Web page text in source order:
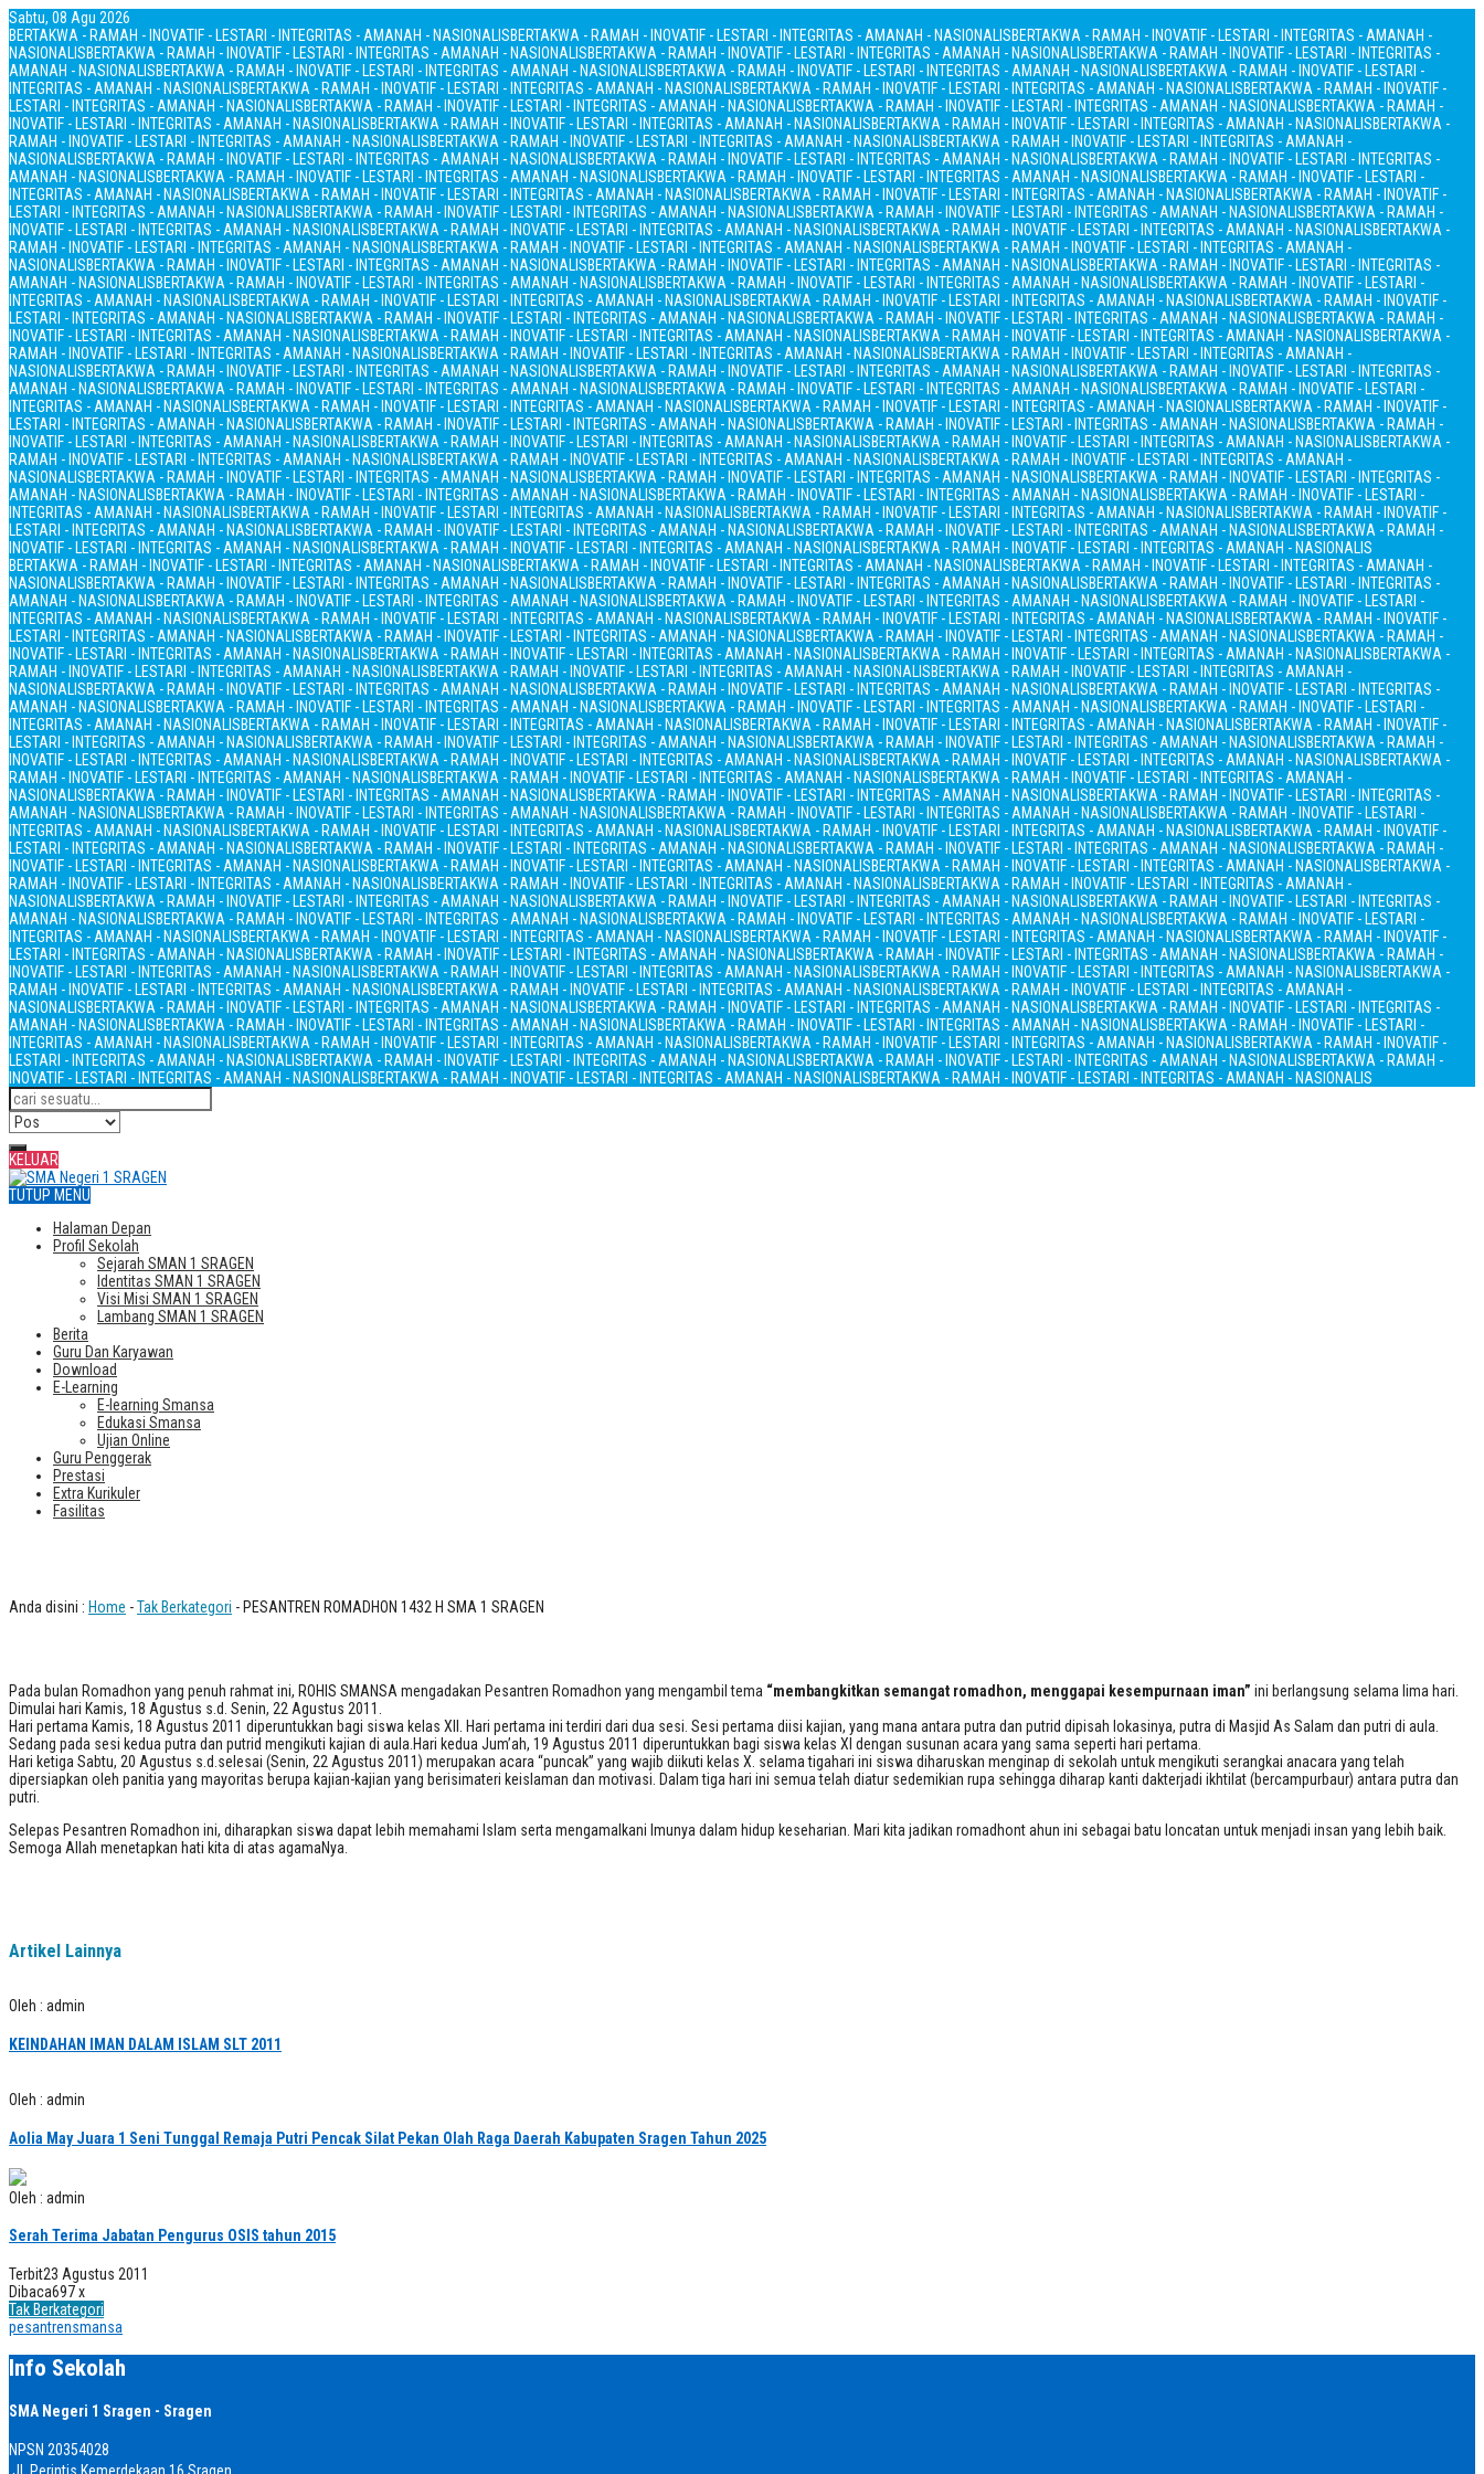
Sabtu, 08 Agu 2026
BERTAKWA - RAMAH - INOVATIF - LESTARI - INTEGRITAS - AMANAH - NASIONALISBERTAKWA - RAMAH - INOVATIF - LESTARI - INTEGRITAS - AMANAH - NASIONALISBERTAKWA - RAMAH - INOVATIF - LESTARI - INTEGRITAS - AMANAH -
NASIONALISBERTAKWA - RAMAH - INOVATIF - LESTARI - INTEGRITAS - AMANAH - NASIONALISBERTAKWA - RAMAH - INOVATIF - LESTARI - INTEGRITAS - AMANAH - NASIONALISBERTAKWA - RAMAH - INOVATIF - LESTARI - INTEGRITAS -
AMANAH - NASIONALISBERTAKWA - RAMAH - INOVATIF - LESTARI - INTEGRITAS - AMANAH - NASIONALISBERTAKWA - RAMAH - INOVATIF - LESTARI - INTEGRITAS - AMANAH - NASIONALISBERTAKWA - RAMAH - INOVATIF - LESTARI -
INTEGRITAS - AMANAH - NASIONALISBERTAKWA - RAMAH - INOVATIF - LESTARI - INTEGRITAS - AMANAH - NASIONALISBERTAKWA - RAMAH - INOVATIF - LESTARI - INTEGRITAS - AMANAH - NASIONALISBERTAKWA - RAMAH - INOVATIF -
LESTARI - INTEGRITAS - AMANAH - NASIONALISBERTAKWA - RAMAH - INOVATIF - LESTARI - INTEGRITAS - AMANAH - NASIONALISBERTAKWA - RAMAH - INOVATIF - LESTARI - INTEGRITAS - AMANAH - NASIONALISBERTAKWA - RAMAH -
INOVATIF - LESTARI - INTEGRITAS - AMANAH - NASIONALISBERTAKWA - RAMAH - INOVATIF - LESTARI - INTEGRITAS - AMANAH - NASIONALISBERTAKWA - RAMAH - INOVATIF - LESTARI - INTEGRITAS - AMANAH - NASIONALISBERTAKWA -
RAMAH - INOVATIF - LESTARI - INTEGRITAS - AMANAH - NASIONALISBERTAKWA - RAMAH - INOVATIF - LESTARI - INTEGRITAS - AMANAH - NASIONALISBERTAKWA - RAMAH - INOVATIF - LESTARI - INTEGRITAS - AMANAH -
NASIONALISBERTAKWA - RAMAH - INOVATIF - LESTARI - INTEGRITAS - AMANAH - NASIONALISBERTAKWA - RAMAH - INOVATIF - LESTARI - INTEGRITAS - AMANAH - NASIONALISBERTAKWA - RAMAH - INOVATIF - LESTARI - INTEGRITAS -
AMANAH - NASIONALISBERTAKWA - RAMAH - INOVATIF - LESTARI - INTEGRITAS - AMANAH - NASIONALISBERTAKWA - RAMAH - INOVATIF - LESTARI - INTEGRITAS - AMANAH - NASIONALISBERTAKWA - RAMAH - INOVATIF - LESTARI -
INTEGRITAS - AMANAH - NASIONALISBERTAKWA - RAMAH - INOVATIF - LESTARI - INTEGRITAS - AMANAH - NASIONALISBERTAKWA - RAMAH - INOVATIF - LESTARI - INTEGRITAS - AMANAH - NASIONALISBERTAKWA - RAMAH - INOVATIF -
LESTARI - INTEGRITAS - AMANAH - NASIONALISBERTAKWA - RAMAH - INOVATIF - LESTARI - INTEGRITAS - AMANAH - NASIONALISBERTAKWA - RAMAH - INOVATIF - LESTARI - INTEGRITAS - AMANAH - NASIONALISBERTAKWA - RAMAH -
INOVATIF - LESTARI - INTEGRITAS - AMANAH - NASIONALISBERTAKWA - RAMAH - INOVATIF - LESTARI - INTEGRITAS - AMANAH - NASIONALISBERTAKWA - RAMAH - INOVATIF - LESTARI - INTEGRITAS - AMANAH - NASIONALISBERTAKWA -
RAMAH - INOVATIF - LESTARI - INTEGRITAS - AMANAH - NASIONALISBERTAKWA - RAMAH - INOVATIF - LESTARI - INTEGRITAS - AMANAH - NASIONALISBERTAKWA - RAMAH - INOVATIF - LESTARI - INTEGRITAS - AMANAH -
NASIONALISBERTAKWA - RAMAH - INOVATIF - LESTARI - INTEGRITAS - AMANAH - NASIONALISBERTAKWA - RAMAH - INOVATIF - LESTARI - INTEGRITAS - AMANAH - NASIONALISBERTAKWA - RAMAH - INOVATIF - LESTARI - INTEGRITAS -
AMANAH - NASIONALISBERTAKWA - RAMAH - INOVATIF - LESTARI - INTEGRITAS - AMANAH - NASIONALISBERTAKWA - RAMAH - INOVATIF - LESTARI - INTEGRITAS - AMANAH - NASIONALISBERTAKWA - RAMAH - INOVATIF - LESTARI -
INTEGRITAS - AMANAH - NASIONALISBERTAKWA - RAMAH - INOVATIF - LESTARI - INTEGRITAS - AMANAH - NASIONALISBERTAKWA - RAMAH - INOVATIF - LESTARI - INTEGRITAS - AMANAH - NASIONALISBERTAKWA - RAMAH - INOVATIF -
LESTARI - INTEGRITAS - AMANAH - NASIONALISBERTAKWA - RAMAH - INOVATIF - LESTARI - INTEGRITAS - AMANAH - NASIONALISBERTAKWA - RAMAH - INOVATIF - LESTARI - INTEGRITAS - AMANAH - NASIONALISBERTAKWA - RAMAH -
INOVATIF - LESTARI - INTEGRITAS - AMANAH - NASIONALISBERTAKWA - RAMAH - INOVATIF - LESTARI - INTEGRITAS - AMANAH - NASIONALISBERTAKWA - RAMAH - INOVATIF - LESTARI - INTEGRITAS - AMANAH - NASIONALISBERTAKWA -
RAMAH - INOVATIF - LESTARI - INTEGRITAS - AMANAH - NASIONALISBERTAKWA - RAMAH - INOVATIF - LESTARI - INTEGRITAS - AMANAH - NASIONALISBERTAKWA - RAMAH - INOVATIF - LESTARI - INTEGRITAS - AMANAH -
NASIONALISBERTAKWA - RAMAH - INOVATIF - LESTARI - INTEGRITAS - AMANAH - NASIONALISBERTAKWA - RAMAH - INOVATIF - LESTARI - INTEGRITAS - AMANAH - NASIONALISBERTAKWA - RAMAH - INOVATIF - LESTARI - INTEGRITAS -
AMANAH - NASIONALISBERTAKWA - RAMAH - INOVATIF - LESTARI - INTEGRITAS - AMANAH - NASIONALISBERTAKWA - RAMAH - INOVATIF - LESTARI - INTEGRITAS - AMANAH - NASIONALISBERTAKWA - RAMAH - INOVATIF - LESTARI -
INTEGRITAS - AMANAH - NASIONALISBERTAKWA - RAMAH - INOVATIF - LESTARI - INTEGRITAS - AMANAH - NASIONALISBERTAKWA - RAMAH - INOVATIF - LESTARI - INTEGRITAS - AMANAH - NASIONALISBERTAKWA - RAMAH - INOVATIF -
LESTARI - INTEGRITAS - AMANAH - NASIONALISBERTAKWA - RAMAH - INOVATIF - LESTARI - INTEGRITAS - AMANAH - NASIONALISBERTAKWA - RAMAH - INOVATIF - LESTARI - INTEGRITAS - AMANAH - NASIONALISBERTAKWA - RAMAH -
INOVATIF - LESTARI - INTEGRITAS - AMANAH - NASIONALISBERTAKWA - RAMAH - INOVATIF - LESTARI - INTEGRITAS - AMANAH - NASIONALISBERTAKWA - RAMAH - INOVATIF - LESTARI - INTEGRITAS - AMANAH - NASIONALISBERTAKWA -
RAMAH - INOVATIF - LESTARI - INTEGRITAS - AMANAH - NASIONALISBERTAKWA - RAMAH - INOVATIF - LESTARI - INTEGRITAS - AMANAH - NASIONALISBERTAKWA - RAMAH - INOVATIF - LESTARI - INTEGRITAS - AMANAH -
NASIONALISBERTAKWA - RAMAH - INOVATIF - LESTARI - INTEGRITAS - AMANAH - NASIONALISBERTAKWA - RAMAH - INOVATIF - LESTARI - INTEGRITAS - AMANAH - NASIONALISBERTAKWA - RAMAH - INOVATIF - LESTARI - INTEGRITAS -
AMANAH - NASIONALISBERTAKWA - RAMAH - INOVATIF - LESTARI - INTEGRITAS - AMANAH - NASIONALISBERTAKWA - RAMAH - INOVATIF - LESTARI - INTEGRITAS - AMANAH - NASIONALISBERTAKWA - RAMAH - INOVATIF - LESTARI -
INTEGRITAS - AMANAH - NASIONALISBERTAKWA - RAMAH - INOVATIF - LESTARI - INTEGRITAS - AMANAH - NASIONALISBERTAKWA - RAMAH - INOVATIF - LESTARI - INTEGRITAS - AMANAH - NASIONALISBERTAKWA - RAMAH - INOVATIF -
LESTARI - INTEGRITAS - AMANAH - NASIONALISBERTAKWA - RAMAH - INOVATIF - LESTARI - INTEGRITAS - AMANAH - NASIONALISBERTAKWA - RAMAH - INOVATIF - LESTARI - INTEGRITAS - AMANAH - NASIONALISBERTAKWA - RAMAH -
INOVATIF - LESTARI - INTEGRITAS - AMANAH - NASIONALISBERTAKWA - RAMAH - INOVATIF - LESTARI - INTEGRITAS - AMANAH - NASIONALISBERTAKWA - RAMAH - INOVATIF - LESTARI - INTEGRITAS - AMANAH - NASIONALIS
BERTAKWA - RAMAH - INOVATIF - LESTARI - INTEGRITAS - AMANAH - NASIONALISBERTAKWA - RAMAH - INOVATIF - LESTARI - INTEGRITAS - AMANAH - NASIONALISBERTAKWA - RAMAH - INOVATIF - LESTARI - INTEGRITAS - AMANAH -
NASIONALISBERTAKWA - RAMAH - INOVATIF - LESTARI - INTEGRITAS - AMANAH - NASIONALISBERTAKWA - RAMAH - INOVATIF - LESTARI - INTEGRITAS - AMANAH - NASIONALISBERTAKWA - RAMAH - INOVATIF - LESTARI - INTEGRITAS -
AMANAH - NASIONALISBERTAKWA - RAMAH - INOVATIF - LESTARI - INTEGRITAS - AMANAH - NASIONALISBERTAKWA - RAMAH - INOVATIF - LESTARI - INTEGRITAS - AMANAH - NASIONALISBERTAKWA - RAMAH - INOVATIF - LESTARI -
INTEGRITAS - AMANAH - NASIONALISBERTAKWA - RAMAH - INOVATIF - LESTARI - INTEGRITAS - AMANAH - NASIONALISBERTAKWA - RAMAH - INOVATIF - LESTARI - INTEGRITAS - AMANAH - NASIONALISBERTAKWA - RAMAH - INOVATIF -
LESTARI - INTEGRITAS - AMANAH - NASIONALISBERTAKWA - RAMAH - INOVATIF - LESTARI - INTEGRITAS - AMANAH - NASIONALISBERTAKWA - RAMAH - INOVATIF - LESTARI - INTEGRITAS - AMANAH - NASIONALISBERTAKWA - RAMAH -
INOVATIF - LESTARI - INTEGRITAS - AMANAH - NASIONALISBERTAKWA - RAMAH - INOVATIF - LESTARI - INTEGRITAS - AMANAH - NASIONALISBERTAKWA - RAMAH - INOVATIF - LESTARI - INTEGRITAS - AMANAH - NASIONALISBERTAKWA -
RAMAH - INOVATIF - LESTARI - INTEGRITAS - AMANAH - NASIONALISBERTAKWA - RAMAH - INOVATIF - LESTARI - INTEGRITAS - AMANAH - NASIONALISBERTAKWA - RAMAH - INOVATIF - LESTARI - INTEGRITAS - AMANAH -
NASIONALISBERTAKWA - RAMAH - INOVATIF - LESTARI - INTEGRITAS - AMANAH - NASIONALISBERTAKWA - RAMAH - INOVATIF - LESTARI - INTEGRITAS - AMANAH - NASIONALISBERTAKWA - RAMAH - INOVATIF - LESTARI - INTEGRITAS -
AMANAH - NASIONALISBERTAKWA - RAMAH - INOVATIF - LESTARI - INTEGRITAS - AMANAH - NASIONALISBERTAKWA - RAMAH - INOVATIF - LESTARI - INTEGRITAS - AMANAH - NASIONALISBERTAKWA - RAMAH - INOVATIF - LESTARI -
INTEGRITAS - AMANAH - NASIONALISBERTAKWA - RAMAH - INOVATIF - LESTARI - INTEGRITAS - AMANAH - NASIONALISBERTAKWA - RAMAH - INOVATIF - LESTARI - INTEGRITAS - AMANAH - NASIONALISBERTAKWA - RAMAH - INOVATIF -
LESTARI - INTEGRITAS - AMANAH - NASIONALISBERTAKWA - RAMAH - INOVATIF - LESTARI - INTEGRITAS - AMANAH - NASIONALISBERTAKWA - RAMAH - INOVATIF - LESTARI - INTEGRITAS - AMANAH - NASIONALISBERTAKWA - RAMAH -
INOVATIF - LESTARI - INTEGRITAS - AMANAH - NASIONALISBERTAKWA - RAMAH - INOVATIF - LESTARI - INTEGRITAS - AMANAH - NASIONALISBERTAKWA - RAMAH - INOVATIF - LESTARI - INTEGRITAS - AMANAH - NASIONALISBERTAKWA -
RAMAH - INOVATIF - LESTARI - INTEGRITAS - AMANAH - NASIONALISBERTAKWA - RAMAH - INOVATIF - LESTARI - INTEGRITAS - AMANAH - NASIONALISBERTAKWA - RAMAH - INOVATIF - LESTARI - INTEGRITAS - AMANAH -
NASIONALISBERTAKWA - RAMAH - INOVATIF - LESTARI - INTEGRITAS - AMANAH - NASIONALISBERTAKWA - RAMAH - INOVATIF - LESTARI - INTEGRITAS - AMANAH - NASIONALISBERTAKWA - RAMAH - INOVATIF - LESTARI - INTEGRITAS -
AMANAH - NASIONALISBERTAKWA - RAMAH - INOVATIF - LESTARI - INTEGRITAS - AMANAH - NASIONALISBERTAKWA - RAMAH - INOVATIF - LESTARI - INTEGRITAS - AMANAH - NASIONALISBERTAKWA - RAMAH - INOVATIF - LESTARI -
INTEGRITAS - AMANAH - NASIONALISBERTAKWA - RAMAH - INOVATIF - LESTARI - INTEGRITAS - AMANAH - NASIONALISBERTAKWA - RAMAH - INOVATIF - LESTARI - INTEGRITAS - AMANAH - NASIONALISBERTAKWA - RAMAH - INOVATIF -
LESTARI - INTEGRITAS - AMANAH - NASIONALISBERTAKWA - RAMAH - INOVATIF - LESTARI - INTEGRITAS - AMANAH - NASIONALISBERTAKWA - RAMAH - INOVATIF - LESTARI - INTEGRITAS - AMANAH - NASIONALISBERTAKWA - RAMAH -
INOVATIF - LESTARI - INTEGRITAS - AMANAH - NASIONALISBERTAKWA - RAMAH - INOVATIF - LESTARI - INTEGRITAS - AMANAH - NASIONALISBERTAKWA - RAMAH - INOVATIF - LESTARI - INTEGRITAS - AMANAH - NASIONALISBERTAKWA -
RAMAH - INOVATIF - LESTARI - INTEGRITAS - AMANAH - NASIONALISBERTAKWA - RAMAH - INOVATIF - LESTARI - INTEGRITAS - AMANAH - NASIONALISBERTAKWA - RAMAH - INOVATIF - LESTARI - INTEGRITAS - AMANAH -
NASIONALISBERTAKWA - RAMAH - INOVATIF - LESTARI - INTEGRITAS - AMANAH - NASIONALISBERTAKWA - RAMAH - INOVATIF - LESTARI - INTEGRITAS - AMANAH - NASIONALISBERTAKWA - RAMAH - INOVATIF - LESTARI - INTEGRITAS -
AMANAH - NASIONALISBERTAKWA - RAMAH - INOVATIF - LESTARI - INTEGRITAS - AMANAH - NASIONALISBERTAKWA - RAMAH - INOVATIF - LESTARI - INTEGRITAS - AMANAH - NASIONALISBERTAKWA - RAMAH - INOVATIF - LESTARI -
INTEGRITAS - AMANAH - NASIONALISBERTAKWA - RAMAH - INOVATIF - LESTARI - INTEGRITAS - AMANAH - NASIONALISBERTAKWA - RAMAH - INOVATIF - LESTARI - INTEGRITAS - AMANAH - NASIONALISBERTAKWA - RAMAH - INOVATIF -
LESTARI - INTEGRITAS - AMANAH - NASIONALISBERTAKWA - RAMAH - INOVATIF - LESTARI - INTEGRITAS - AMANAH - NASIONALISBERTAKWA - RAMAH - INOVATIF - LESTARI - INTEGRITAS - AMANAH - NASIONALISBERTAKWA - RAMAH -
INOVATIF - LESTARI - INTEGRITAS - AMANAH - NASIONALISBERTAKWA - RAMAH - INOVATIF - LESTARI - INTEGRITAS - AMANAH - NASIONALISBERTAKWA - RAMAH - INOVATIF - LESTARI - INTEGRITAS - AMANAH - NASIONALISBERTAKWA -
RAMAH - INOVATIF - LESTARI - INTEGRITAS - AMANAH - NASIONALISBERTAKWA - RAMAH - INOVATIF - LESTARI - INTEGRITAS - AMANAH - NASIONALISBERTAKWA - RAMAH - INOVATIF - LESTARI - INTEGRITAS - AMANAH -
NASIONALISBERTAKWA - RAMAH - INOVATIF - LESTARI - INTEGRITAS - AMANAH - NASIONALISBERTAKWA - RAMAH - INOVATIF - LESTARI - INTEGRITAS - AMANAH - NASIONALISBERTAKWA - RAMAH - INOVATIF - LESTARI - INTEGRITAS -
AMANAH - NASIONALISBERTAKWA - RAMAH - INOVATIF - LESTARI - INTEGRITAS - AMANAH - NASIONALISBERTAKWA - RAMAH - INOVATIF - LESTARI - INTEGRITAS - AMANAH - NASIONALISBERTAKWA - RAMAH - INOVATIF - LESTARI -
INTEGRITAS - AMANAH - NASIONALISBERTAKWA - RAMAH - INOVATIF - LESTARI - INTEGRITAS - AMANAH - NASIONALISBERTAKWA - RAMAH - INOVATIF - LESTARI - INTEGRITAS - AMANAH - NASIONALISBERTAKWA - RAMAH - INOVATIF -
LESTARI - INTEGRITAS - AMANAH - NASIONALISBERTAKWA - RAMAH - INOVATIF - LESTARI - INTEGRITAS - AMANAH - NASIONALISBERTAKWA - RAMAH - INOVATIF - LESTARI - INTEGRITAS - AMANAH - NASIONALISBERTAKWA - RAMAH -
INOVATIF - LESTARI - INTEGRITAS - AMANAH - NASIONALISBERTAKWA - RAMAH - INOVATIF - LESTARI - INTEGRITAS - AMANAH - NASIONALISBERTAKWA - RAMAH - INOVATIF - LESTARI - INTEGRITAS - AMANAH - NASIONALIS
KELUAR
TUTUP MENU
Halaman Depan
Profil Sekolah
Sejarah SMAN 1 SRAGEN
Identitas SMAN 1 SRAGEN
Visi Misi SMAN 1 SRAGEN
Lambang SMAN 1 SRAGEN
Berita
Guru Dan Karyawan
Download
E-Learning
E-learning Smansa
Edukasi Smansa
Ujian Online
Guru Penggerak
Prestasi
Extra Kurikuler
Fasilitas
Anda disini : Home -Tak Berkategori - PESANTREN ROMADHON 1432 H SMA 1 SRAGEN
Pada bulan Romadhon yang penuh rahmat ini, ROHIS SMANSA mengadakan Pesantren Romadhon yang mengambil tema “membangkitkan semangat romadhon, menggapai kesempurnaan iman” ini berlangsung selama lima hari.
Dimulai hari Kamis, 18 Agustus s.d. Senin, 22 Agustus 2011.
Hari pertama Kamis, 18 Agustus 2011 diperuntukkan bagi siswa kelas XII. Hari pertama ini terdiri dari dua sesi. Sesi pertama diisi kajian, yang mana antara putra dan putrid dipisah lokasinya, putra di Masjid As Salam dan putri di aula.
Sedang pada sesi kedua putra dan putrid mengikuti kajian di aula.Hari kedua Jum’ah, 19 Agustus 2011 diperuntukkan bagi siswa kelas XI dengan susunan acara yang sama seperti hari pertama.
Hari ketiga Sabtu, 20 Agustus s.d.selesai (Senin, 22 Agustus 2011) merupakan acara “puncak” yang wajib diikuti kelas X. selama tigahari ini siswa diharuskan menginap di sekolah untuk mengikuti serangkai anacara yang telah
dipersiapkan oleh panitia yang mayoritas berupa kajian-kajian yang berisimateri keislaman dan motivasi. Dalam tiga hari ini semua telah diatur sedemikian rupa sehingga diharap kanti dakterjadi ikhtilat (bercampurbaur) antara putra dan
putri.
Selepas Pesantren Romadhon ini, diharapkan siswa dapat lebih memahami Islam serta mengamalkani lmunya dalam hidup keseharian. Mari kita jadikan romadhont ahun ini sebagai batu loncatan untuk menjadi insan yang lebih baik.
Semoga Allah menetapkan hati kita di atas agamaNya.
Artikel Lainnya
Oleh : admin
KEINDAHAN IMAN DALAM ISLAM SLT 2011
Oleh : admin
Aolia May Juara 1 Seni Tunggal Remaja Putri Pencak Silat Pekan Olah Raga Daerah Kabupaten Sragen Tahun 2025
Oleh : admin
Serah Terima Jabatan Pengurus OSIS tahun 2015
Terbit23 Agustus 2011
Dibaca697 x
Tak Berkategori
pesantrensmansa
Info Sekolah
SMA Negeri 1 Sragen - Sragen
NPSN 20354028
Jl. Perintis Kemerdekaan 16 Sragen